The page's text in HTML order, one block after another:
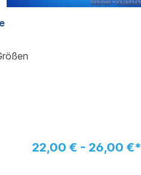
22,00 € - 26,00 €*